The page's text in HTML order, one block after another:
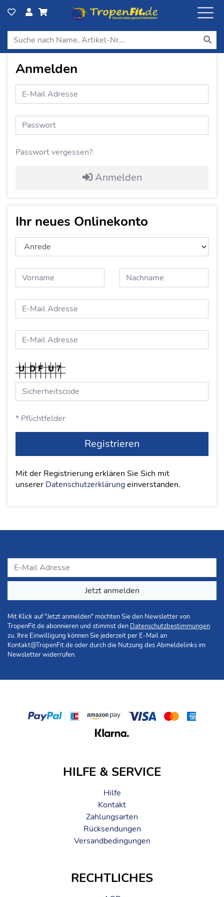
Anmelden
Passwort vergessen?
Anmelden
Ihr neues Onlinekonto
* Pflichtfelder
Registrieren
Mit der Registrierung erklären Sie Sich mit
unserer Datenschutzerklärungeinverstanden.
Jetzt anmelden
Mit Klick auf "Jetzt anmelden" möchten Sie den Newsletter von
TropenFit.de abonnieren und stimmst den Datenschutzbestimmungen
zu. Ihre Einwilligung können Sie jederzeit per E-Mail an
Kontakt@TropenFit.deoder durch die Nutzung des Abmeldelinks im
Newsletter widerrufen.
HILFE & SERVICE
Hilfe
Kontakt
Zahlungsarten
Rücksendungen
Versandbedingungen
RECHTLICHES